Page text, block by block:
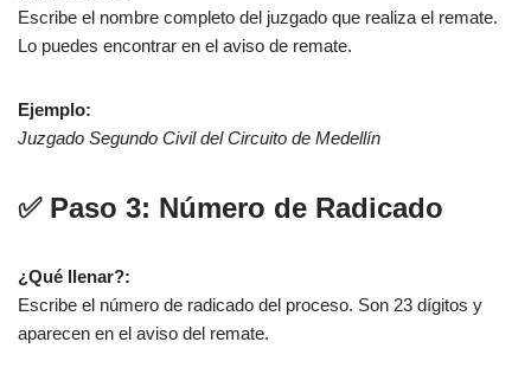
Escribe el nombre completo del juzgado que realiza el remate.
Lo puedes encontrar en el aviso de remate.
Ejemplo:
Juzgado Segundo Civil del Circuito de Medellín
✅ Paso 3: Número de Radicado
¿Qué llenar?:
Escribe el número de radicado del proceso. Son 23 dígitos y
aparecen en el aviso del remate.